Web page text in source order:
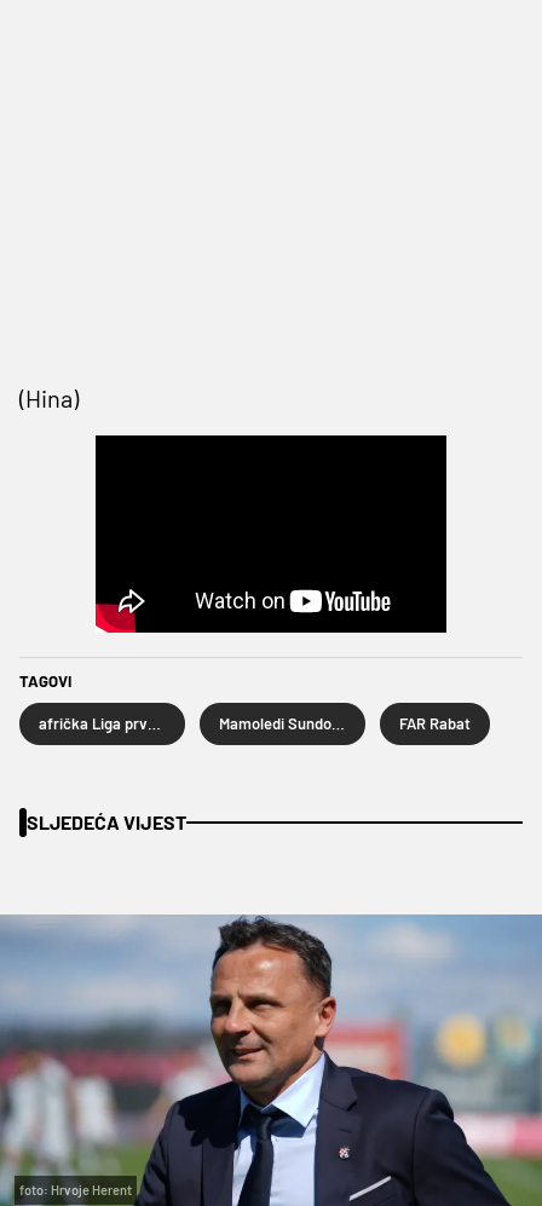
(Hina)
TAGOVI
FAR Rabat
SLJEDEĆA VIJEST
foto: Hrvoje Herent